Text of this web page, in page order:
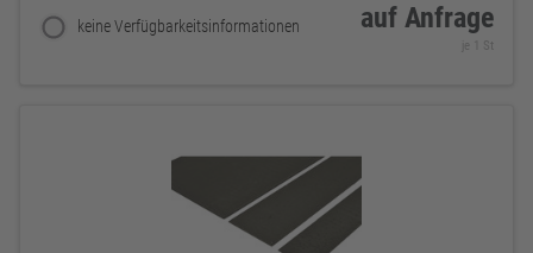
keine Verfügbarkeitsinformationen auf Anfrage
je 1 St